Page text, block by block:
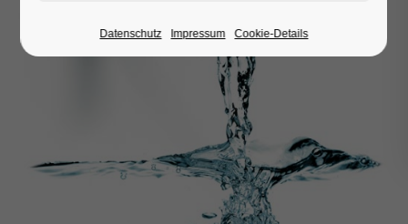
Datenschutz Impressum Cookie-Details